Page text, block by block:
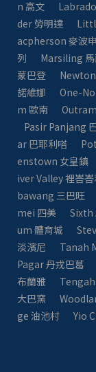
n 高文
der 勞明達
acpherson 麥波申
列
Marsiling 馬
蒙巴登
諾維娜
One-
m 歐南
Pasir Panjang
ar 巴耶利嗒
enstown 女皇鎮
iver Valley 裡峇峇
bawang 三巴旺
mei 四美
Sixth
um 體育城
淡濱尼
Tanah
Pagar 丹戎巴葛
布蘭雅
大巴窯
ge 油池村
Yio